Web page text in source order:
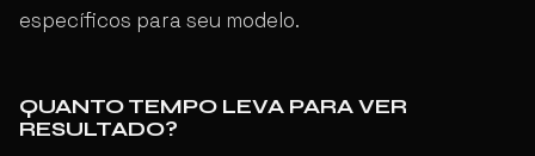
específicos para seu modelo.
QUANTO TEMPO LEVA PARA VER
RESULTADO?